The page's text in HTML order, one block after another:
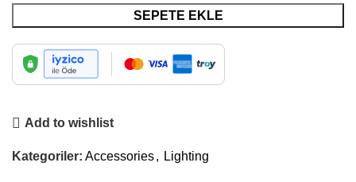
SEPETE EKLE
Add to wishlist
Kategoriler: Accessories, Lighting